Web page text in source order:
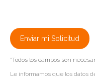
*Todos los campos son
Le informamos que los datos